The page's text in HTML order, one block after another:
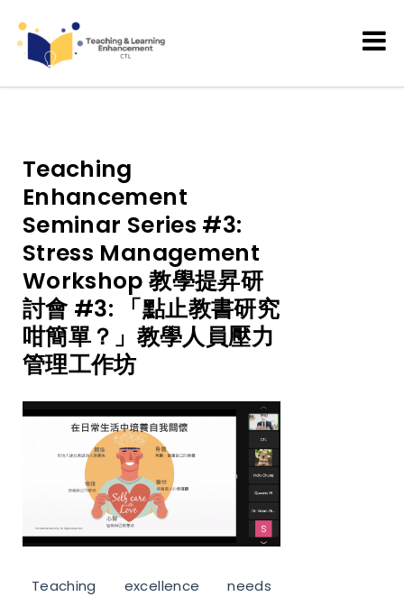
Teaching and Learning
Teaching
Enhancement
Seminar Series #3:
Stress Management
Workshop 教學提昇研
討會 #3: 「點止教書研究
咁簡單？」教學人員壓力
管理工作坊
Teaching excellence needs